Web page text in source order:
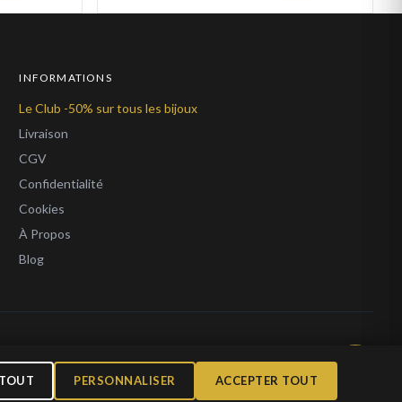
INFORMATIONS
Le Club -50% sur tous les bijoux
Livraison
CGV
Confidentialité
Cookies
À Propos
Blog
PERSONNALISER ACCEPTER TOUT